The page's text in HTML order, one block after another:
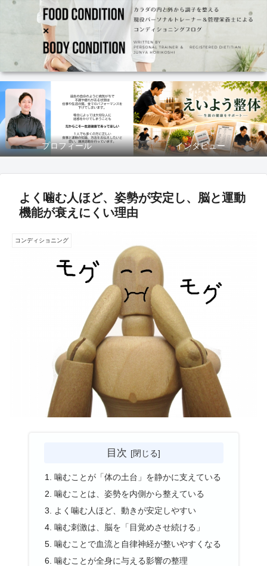
プロフィール インタビュー
よく噛む人ほど、姿勢が安定し、脳と運動
機能が衰えにくい理由
コンディショニング
目次
噛むことが「体の土台」を静かに支えている
噛むことは、姿勢を内側から整えている
よく噛む人ほど、動きが安定しやすい
噛む刺激は、脳を「目覚めさせ続ける」
噛むことで血流と自律神経が整いやすくなる
噛むことが全身に与える影響の整理